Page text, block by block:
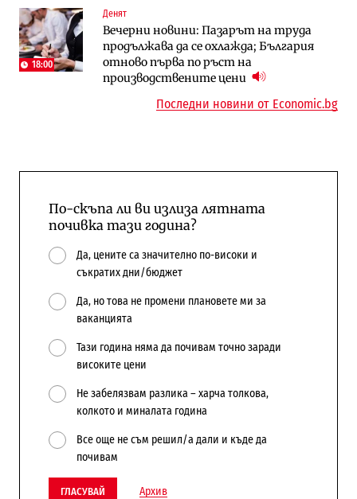
18:00
Денят
Вечерни новини: Пазарът на труда
продължава да се охлажда; България
отново първа по ръст на
производствените цени
To:know
Последни дни с обозначаване на цените
в лева: Какво предстои?
Компании
А1 отново е лидер при технологичните
компании и системните интегратори
Последни новини от Economic.bg
По-скъпа ли ви излиза лятната
почивка тази година?
Да, цените са значително по-високи и
съкратих дни/бюджет
Да, но това не промени плановете ми за
ваканцията
Тази година няма да почивам точно заради
високите цени
Не забелязвам разлика – харча толкова,
колкото и миналата година
Все още не съм решил/а дали и къде да
почивам
ГЛАСУВАЙ Архив